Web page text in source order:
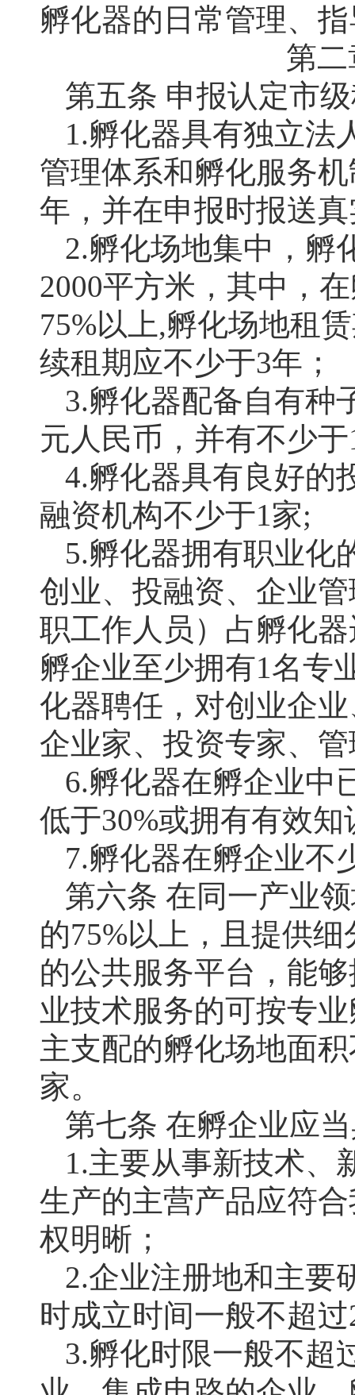
孵化器的日常管理、
第
第五条 申报认定市
1.孵化器具有独立法
管理体系和孵化服务
年，并在申报时报送
2.孵化场地集中，孵
2000平方米，其中，
75%以上,孵化场地租
续租期应不少于3年；
3.孵化器配备自有种
元人民币，并有不少
4.孵化器具有良好的
融资机构不少于1家;
5.孵化器拥有职业化
创业、投融资、企业
职工作人员）占孵化
孵企业至少拥有1名专
化器聘任，对创业企
企业家、投资专家、
6.孵化器在孵企业中
低于30%或拥有有效
7.孵化器在孵企业不
第六条 在同一产业
的75%以上，且提供
的公共服务平台，能
业技术服务的可按专
主支配的孵化场地面
家。
第七条 在孵企业应
1.主要从事新技术、
生产的主营产品应符
权明晰；
2.企业注册地和主要
时成立时间一般不超
3.孵化时限一般不超